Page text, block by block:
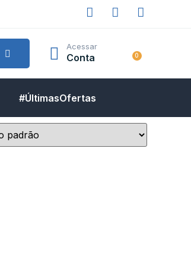
Acessar
Conta 0
#ÚltimasOfertas